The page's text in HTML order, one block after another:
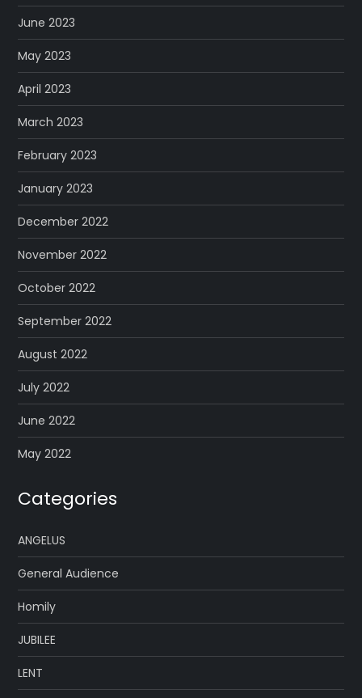
June 2023
May 2023
April 2023
March 2023
February 2023
January 2023
December 2022
November 2022
October 2022
September 2022
August 2022
July 2022
June 2022
May 2022
Categories
ANGELUS
General Audience
Homily
JUBILEE
LENT